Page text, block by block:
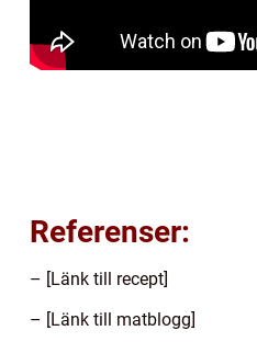
Referenser:
– [Länk till recept]
– [Länk till matblogg]